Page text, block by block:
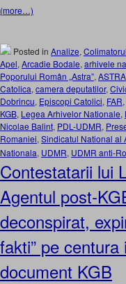
(more…)
Posted in Analize, Colimatorul
Apel, Arcadie Bodale, arhivele
Poporului Român „Astra”, ASTRA
Catolica, camera deputatilor,
Dobrincu, Episcopi Catolici, FAR,
KGB, Legea Arhivelor Nationale,
Nicolae Balint, PDL-UDMR,
Romaniei, Sindicatul National al
Nationala, UDMR, UDMR anti-
Contestatarii lui
Agentul post-
deconspirat,
fakti” pe
document KGB